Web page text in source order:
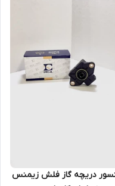
دریچه گاز فلش زیمنس